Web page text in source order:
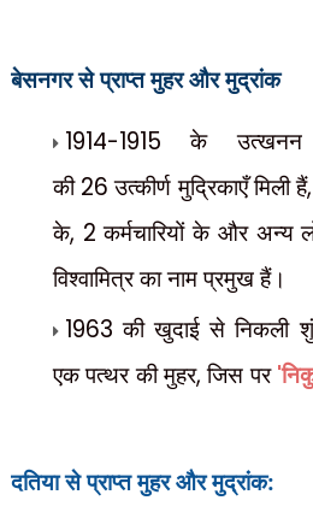
बेसनगर से प्राप्त मुहर और मुद्रांक
1914-1915 के उत्खनन
की 26 उत्कीर्ण मुद्रिकाएँ मिली हैं
के, 2 कर्मचारियों के और अन्य
विश्वामित्र का नाम प्रमुख हैं।
1963 की खुदाई से निकली
एक पत्थर की मुहर,जिस पर '
दतिया से प्राप्त मुहर और मुद्रांक: